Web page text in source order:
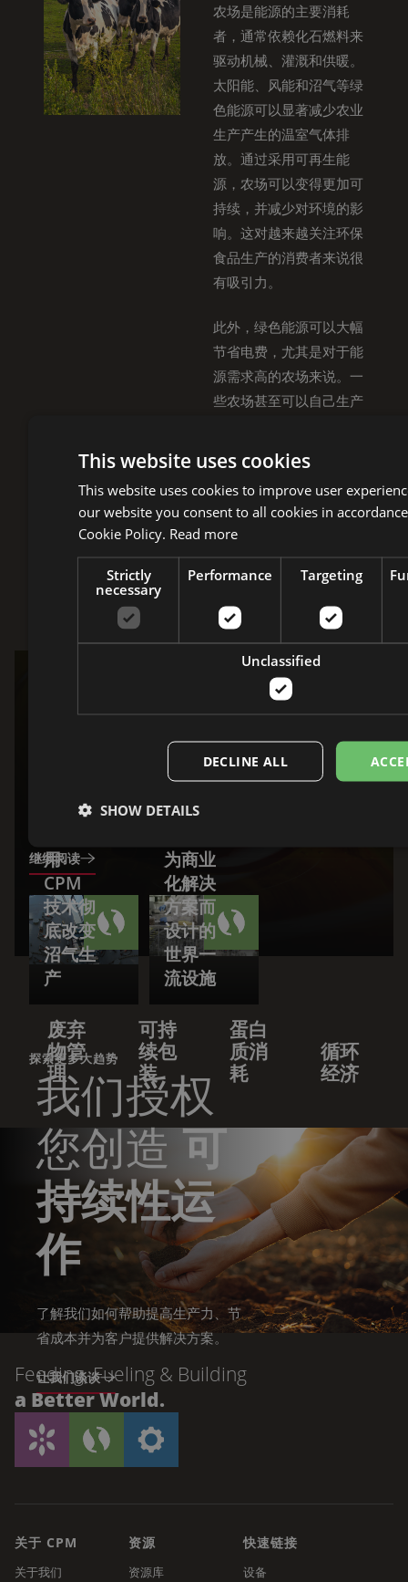
农场是能源的主要消耗
者，通常依赖化石燃料来
驱动机械、灌溉和供暖。
太阳能、风能和沼气等绿
色能源可以显著减少农业
生产产生的温室气体排
放。通过采用可再生能
源，农场可以变得更加可
持续，并减少对环境的影
响。这对越来越关注环保
食品生产的消费者来说很
有吸引力。
此外，绿色能源可以大幅
节省电费，尤其是对于能
源需求高的农场来说。一
些农场甚至可以自己生产
电力卖回给电网，创造新
可再生能源可以为精准灌
溉和自动化系统等创新技
术提供动力，从而优化资
绿色能源聚焦
从废物到燃料：CPM能源回收的
创新解决方案
继续阅读
Methaplanet
用
CPM
技术彻
底改变
沼气生
产
CPM
的
Crown
全球创
新中
为商业
化解决
方案而
设计的
世界一
流设施
探索更多大趋势
废弃
物管
理
可持
续包
装
蛋白
质消
耗
循环
经济
我们授权
您创造可
持续性运
作
了解我们如何帮助提高生产力、节
省成本并为客户提供解决方案。
让我们谈谈
Feeding, Fueling & Building
a Better World.
关于 CPM
关于我们
资源
资源库
快速链接
设备
This website uses cookies
This website uses cookies to improve user
our website you consent to all cookies in
Cookie Policy. Read more
Strictly
necessary
Performance Targeting
Unclassified
DECLINE ALL
SHOW DETAILS